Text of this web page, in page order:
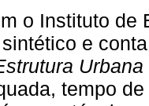
o Instituto de
e
Urbana
tempo